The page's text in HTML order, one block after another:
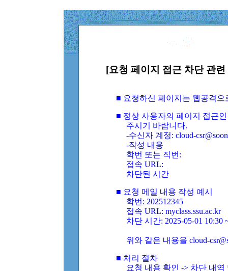
[요청 페이지 접근 차단 관
■ 요청하신 페이지는 웹공격
■ 정상 사용자의 페이지 접근
주시기 바랍니다.
-수신자 계정: cloud-
-작성 내용
학번 또는 직번:
접속 URL:
차단된 시간
■ 요청 메일 내용 작성 예시
학번: 202512345
접속 URL: myclass.ssu.ac.kr
차단 시간: 2025-05-01 10:30
위와 같은 내용을 cloud-
■ 처리 절차
요청 내용 확인 -> 차단 내